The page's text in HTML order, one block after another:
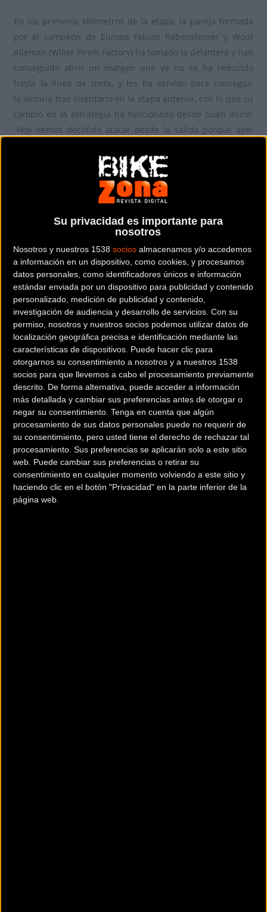
Su privacidad es importante para
nosotros
Nosotros y nuestros 1538 socios almacenamos y/o accedemos
a información en un dispositivo, como cookies, y procesamos
datos personales, como identificadores únicos e información
estándar enviada por un dispositivo para publicidad y contenido
personalizado, medición de publicidad y contenido,
investigación de audiencia y desarrollo de servicios. Con su
permiso, nosotros y nuestros socios podemos utilizar datos de
localización geográfica precisa e identificación mediante las
características de dispositivos. Puede hacer clic para
otorgarnos su consentimiento a nosotros y a nuestros 1538
socios para que llevemos a cabo el procesamiento previamente
descrito. De forma alternativa, puede acceder a información
más detallada y cambiar sus preferencias antes de otorgar o
negar su consentimiento. Tenga en cuenta que algún
procesamiento de sus datos personales puede no requerir de
su consentimiento, pero usted tiene el derecho de rechazar tal
procesamiento. Sus preferencias se aplicarán solo a este sitio
web. Puede cambiar sus preferencias o retirar su
consentimiento en cualquier momento volviendo a este sitio y
haciendo clic en el botón "Privacidad" en la parte inferior de la
página web.
En los primeros kilómetros de la etapa, la pareja formada
por el campeón de Europa Fabian Rabensteiner y Wout
Alleman (Wilier Pirelli Factory) ha tomado la delantera y han
conseguido abrir un margen que ya no se ha reducido
hasta la línea de meta, y les ha servido para conseguir
la victoria tras intentarlo en la etapa anterior, con lo que su
cambio en la estrategia ha funcionado desde buen inicio:
“Hoy hemos decidido atacar desde la salida porque ayer
perdimos tiempo. Nos hemos sentido los dos muy bien y
nos hemos manejado para sacar una buena ventaja”.
Por detrás suyo se ha formado un grupo perseguidor que
ha rodado junto durante toda la etapa. La nieve y el hielo
acumulados en la cima de El Pincho han provocado que los
corredores tuvieran que ser cuidadosos en el descenso.
Tiago Ferreira y Andreas Miltiadis (DMT-Blackjack) quienes
han conseguido una segunda posición, han liderado este
grupo hasta meta, llegando a más de 2 minutos de los
ganadores de la etapa, seguidos de los italianos Francesco
Failli y Riccardo Chiarini (Taddei Factory Team) que han
completado el podio. Por su parte Michal Paluta y Pawel
Bernas (JBG2 Team), ganadores de la primera etapa y
actuales líderes, mantienen el cosechado maillot de la
general.
Prueba femenina
En categoría femenina, las líderes, Janina Wüst y Txell
Figueras (BUFF®-Megamo Team) han salido con el objetivo
de mantener el liderato en la general, pero en la subida a